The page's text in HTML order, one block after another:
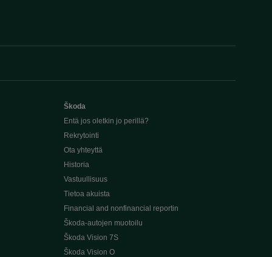
Škoda
Entä jos oletkin jo perillä?
Rekrytointi
Ota yhteyttä
Historia
Vastuullisuus
Tietoa akuista
Financial and nonfinancial reportin
Škoda-autojen muotoilu
Škoda Vision 7S
Škoda Vision O